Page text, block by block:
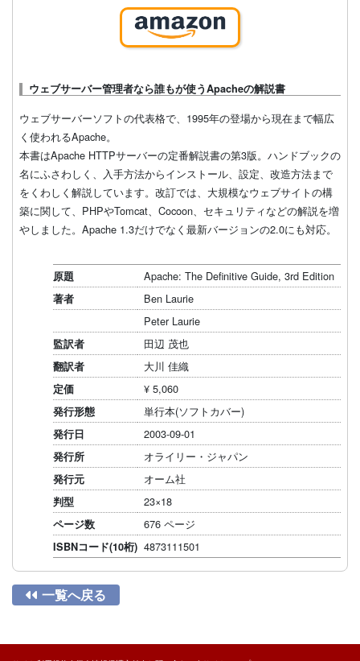
ウェブサーバー管理者なら誰もが使うApacheの解説書
ウェブサーバーソフトの代表格で、1995年の登場から現在まで幅広
く使われるApache。
本書はApache HTTPサーバーの定番解説書の第3版。ハンドブックの
名にふさわしく、入手方法からインストール、設定、改造方法まで
をくわしく解説しています。改訂では、大規模なウェブサイトの構
築に関して、PHPやTomcat、Cocoon、セキュリティなどの解説を増
やしました。Apache 1.3だけでなく最新バージョンの2.0にも対応。
原題 Apache: The Definitive Guide, 3rd Edition
著者
Ben Laurie
Peter Laurie
監訳者 田辺 茂也
翻訳者 大川 佳織
定価 ¥ 5,060
発行形態 単行本(ソフトカバー)
発行日 2003-09-01
発行所 オライリー・ジャパン
発行元 オーム社
判型 23×18
ページ数 676 ページ
ISBNコード(10桁) 4873111501
 一覧へ戻る